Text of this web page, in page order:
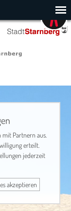
mit Partnern aus.
erteilt.
jederzeit
akzeptieren